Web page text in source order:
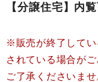
【分譲住宅】内
※販売が終了してい
されている場合がご
ご了承くださいま